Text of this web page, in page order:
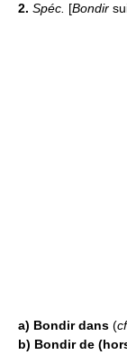
2. Spéc. [Bondir
a) Bondir dans (
b) Bondir de